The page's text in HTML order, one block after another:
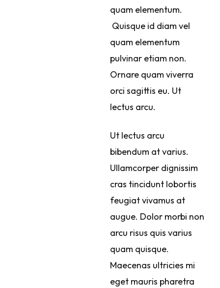
quam elementum.
Quisque id diam vel
quam elementum
pulvinar etiam non.
Ornare quam viverra
orci sagittis eu. Ut
lectus arcu.
Ut lectus arcu
bibendum at varius.
Ullamcorper dignissim
cras tincidunt lobortis
feugiat vivamus at
augue. Dolor morbi non
arcu risus quis varius
quam quisque.
Maecenas ultricies mi
eget mauris pharetra